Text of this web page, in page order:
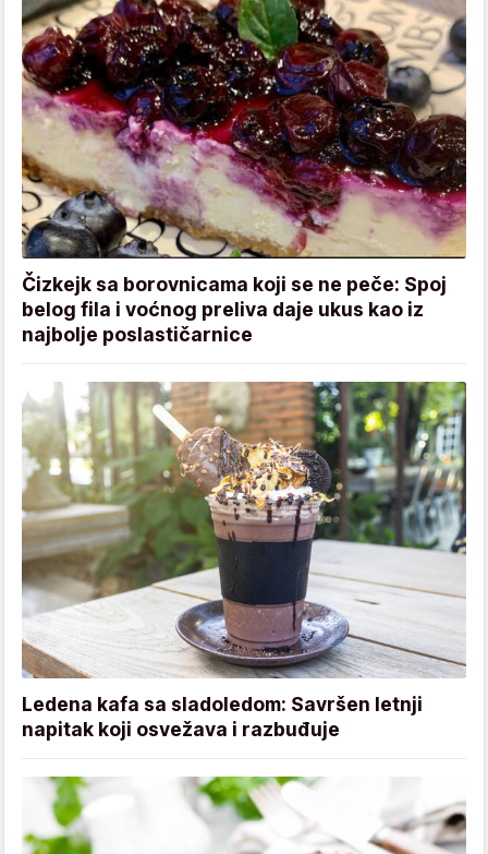
Čizkejk sa borovnicama koji se ne peče: Spoj
belog fila i voćnog preliva daje ukus kao iz
najbolje poslastičarnice
Ledena kafa sa sladoledom: Savršen letnji
napitak koji osvežava i razbuđuje